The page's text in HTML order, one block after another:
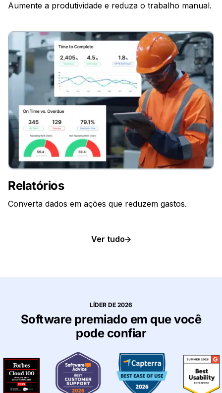
Aumente a produtividade e reduza o trabalho manual.
Relatórios
Converta dados em ações que reduzem gastos.
Ver tudo
LÍDER DE 2026
Software premiado em que você
pode confiar